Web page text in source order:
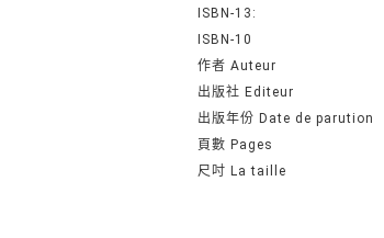
ISBN-13:
ISBN-10
作者 Auteur
出版社 Editeur
出版年份 Date de parution
頁數 Pages
尺吋 La taille